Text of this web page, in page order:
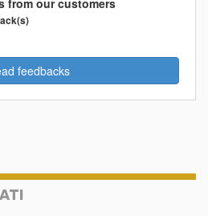
feedbacks